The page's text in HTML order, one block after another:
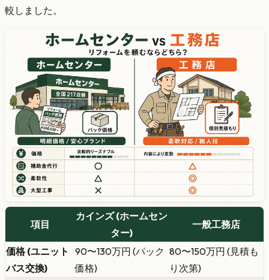
較しました。
項目
カインズ (ホームセン
ター)
一般工務店
価格 (ユニット
バス交換)
90〜130万円 (パック
価格)
80〜150万円 (見積も
り次第)